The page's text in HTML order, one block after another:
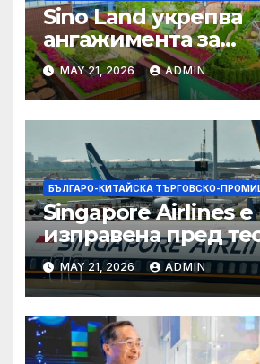
Sino Land укрепва
ангажимента за
устойчивост с
признание
MAY 21, 2026 ADMIN
БЪЛГАРО-КИТАЙСКА ТЪРГОВСКО-
Singapore Airlines е
изправена пред
прозорец за
пазарен дял от
конкурентите си
Персийския залив
MAY 21, 2026 ADMIN